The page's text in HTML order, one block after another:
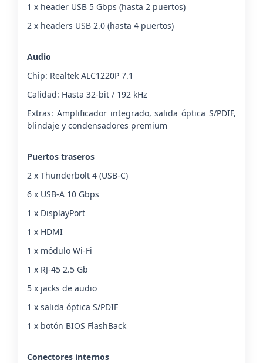
1 x header USB 5 Gbps (hasta 2 puertos)
2 x headers USB 2.0 (hasta 4 puertos)
Audio
Chip: Realtek ALC1220P 7.1
Calidad: Hasta 32-bit / 192 kHz
Extras: Amplificador integrado, salida óptica S/PDIF,
blindaje y condensadores premium
Puertos traseros
2 x Thunderbolt 4 (USB-C)
6 x USB-A 10 Gbps
1 x DisplayPort
1 x HDMI
1 x módulo Wi-Fi
1 x RJ-45 2.5 Gb
5 x jacks de audio
1 x salida óptica S/PDIF
1 x botón BIOS FlashBack
Conectores internos